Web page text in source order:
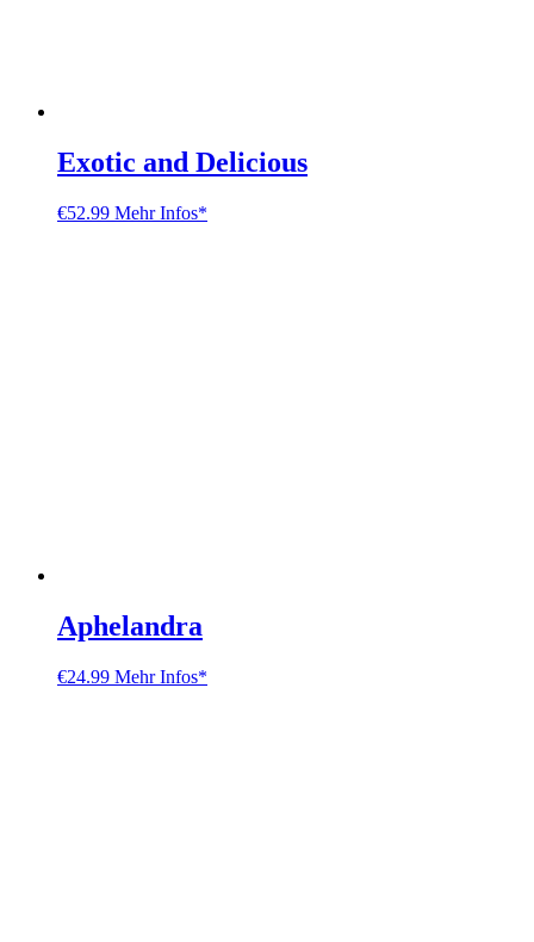
Exotic and Delicious
€52.99 Mehr Infos*
Aphelandra
€24.99 Mehr Infos*